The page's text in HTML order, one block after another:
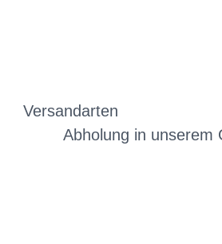
Versandarten
Abholung in unserem